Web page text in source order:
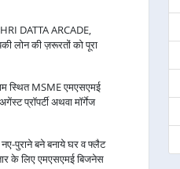
DATTA ARCADE,
लोन की ज़रूरतों को पूरा
स्थित MSME एमएसएमई
प्रॉपर्टी अथवा मॉर्गेज
पुराने बने बनाये घर व फ्लैट
के लिए एमएसएमई बिजनेस